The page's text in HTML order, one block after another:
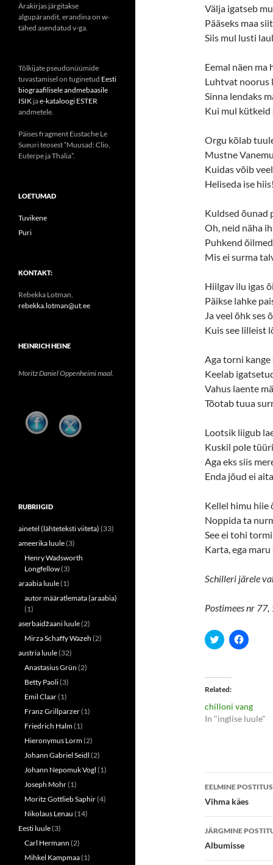
Välja igatseb
Pääseks maa
Siis mul lusti
Eemal näen ma
Luhtvat noorus
Sinna lendaks
Kui mul kütkeid
Orgu kõlab
Mustne
Kuidas võib
Heliseda ise hiis!
Kuldsed õunad
Oh, neid näha
Puhkend
Mis ei surma
Hiilgav ilu igas
Päikse lahke
Ja veel õhk ses
Kuis see lilleist
Aga torni kange
Keelab
Vahus laente
Tõotab tuua
Lootsik liigub
Kuskil pole
Aga eks siis
Enda jõud ei
Kellel himu hiie
Noppida ta
See ei tohi
Karta, ega
Schilleri järele
Postimees nr
C
l
t
o
s
h
a
r
e
t
e
(
p
e
n
s
i
n
C
l
a
r
e
e
o
k
O
p
e
i
Related
chilloni vang
In "inglise luule"
Postituste
töölaud
EELMINE POSTITUS
Vihma käes
JÄRGMINE
Albumisse
Ärakirjas järgitakse
algupärandit, erandina on w-
tähed asendatud v-ga.
Tõlkijate pseudonüümide
tuvastamisel on tuginetud Eesti
biograafilisele andmebaasile
ISIK jae-kataloogi ESTER
andmetele.
Päises fragment Eustache Le
Sueuri teosest “Muusad: Clio,
Euterpe ja Thalia”.
LOETUMAD
Tuvikene
Puri
KONTAKT:
Rebekka Lotman,
rebekka.lotman@ut.ee
HEINRICH HEINE
Moritz Daniel Oppenheimi maal.
RUBRIIGID
ainetel (lähteteksti viiteta) (33)
ameerika luule(3)
Henry Wadsworth
Longfellow(3)
araabia luule(1)
autor määratlemata (araabia)
(1)
aserbaidžaani luule(2)
Mirza Schaffy Wazeh (2)
austria luule(32)
Anastasius Grün (2)
Betty Paoli(3)
Emil Claar(1)
Franz Grillparzer(1)
Friedrich Halm(1)
Hieronymus Lorm(2)
Johann Gabriel Seidl (2)
Johann Nepomuk Vogl (1)
Joseph Mohr(1)
Moritz Gottlieb Saphir(4)
Nikolaus Lenau (14)
Eesti luule(3)
Carl Hermann (2)
Mihkel Kampmaa(1)